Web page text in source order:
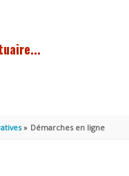
Démarches en ligne